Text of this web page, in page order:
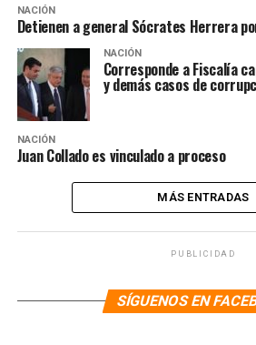
NACIÓN
Detienen a general Sócrates Herrera
NACIÓN
Corresponde a Fiscalía
y demás casos de
NACIÓN
Juan Collado es vinculado a proceso
MÁS ENTRADAS
PUBLICIDAD
SÍGUENOS EN